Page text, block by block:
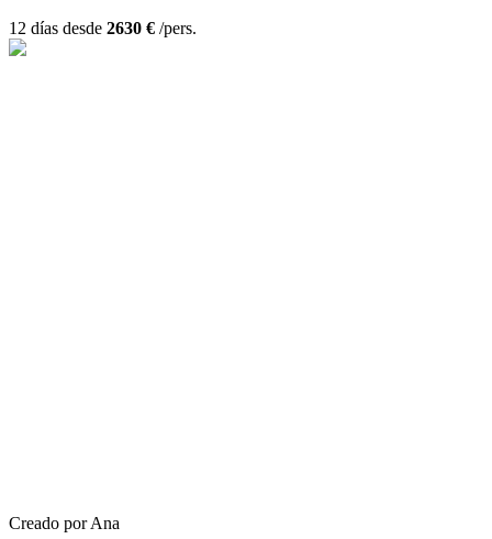
12 días desde 2630 € /pers.
Creado por Ana